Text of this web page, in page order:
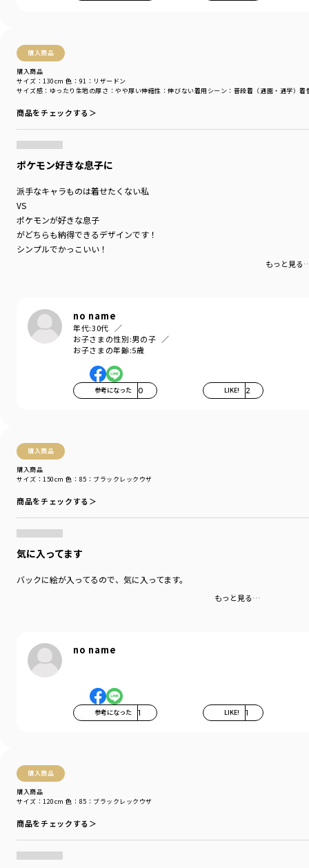
購入商品
購入商品
サイズ感 ：ゆったり 生地の厚さ ：やや厚い伸縮性 ：伸びない着用シーン ：普段着（通園・通学）着
サイズ：130cm 色：91：リザードン
商品をチェックする＞
ポケモン好きな息子に
派手なキャラものは着せたくない私
VS
ポケモンが好きな息子
がどちらも納得できるデザインです！
シンプルでかっこいい！
もっと見る
no name
年代:30代
お子さまの性別:男の子
お子さまの年齢:5歳
参考になった 0 LIKE! 2
購入商品
購入商品
サイズ：150cm 色：85：ブラックレックウザ
商品をチェックする＞
気に入ってます
バックに絵が入ってるので、気に入ってます。
もっと見る…
no name
参考になった 1 LIKE! 1
購入商品
購入商品
サイズ：120cm 色：85：ブラックレックウザ
商品をチェックする＞